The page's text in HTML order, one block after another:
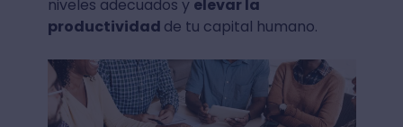
niveles adecuados y elevar la
productividad de tu capital humano.